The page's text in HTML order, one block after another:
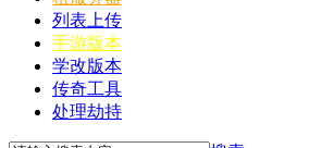
列表上传
手游版本
学改版本
传奇工具
处理劫持